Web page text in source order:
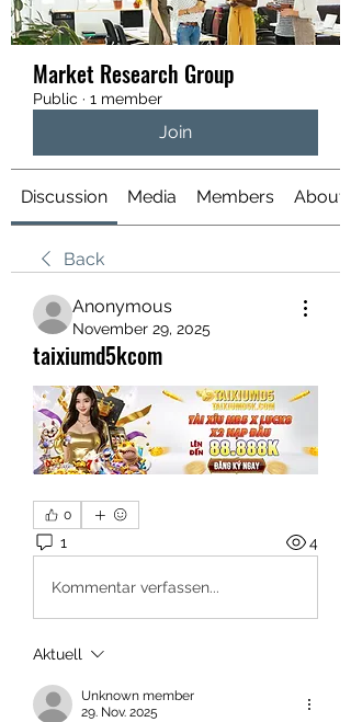
Market Research Group
Public · 1 member
Join
Discussion Media Members About
Back
Anonymous
November 29, 2025
taixiumd5kcom
0
1 4
Kommentar verfassen...
Aktuell
Unknown member
29. Nov. 2025